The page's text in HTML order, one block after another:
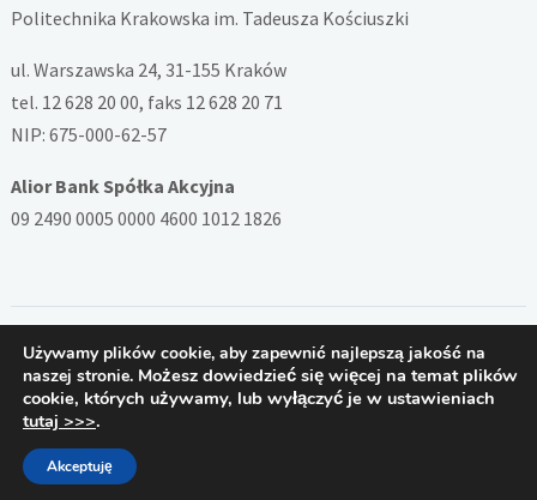
Politechnika Krakowska im. Tadeusza Kościuszki
ul. Warszawska 24, 31-155 Kraków
tel. 12 628 20 00, faks 12 628 20 71
NIP: 675-000-62-57
Alior Bank Spółka Akcyjna
09 2490 0005 0000 4600 1012 1826
Copyright © 2026 — System ZSD Politechniki Krakowskiej. All
Rights Reserved
Designed by
Używamy plików cookie, aby zapewnić najlepszą jakość na
naszej stronie. Możesz dowiedzieć się więcej na temat plików
cookie, których używamy, lub wyłączyć je w ustawieniach
tutaj >>>.
Akceptuję